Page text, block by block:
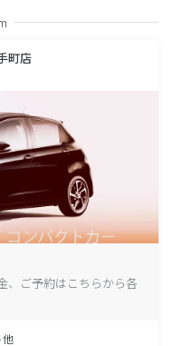
町店
、ご予約はこちらから各
他